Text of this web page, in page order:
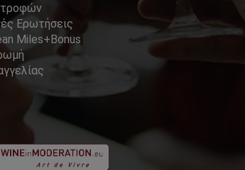
Ερωτήσεις
Miles+Bonus